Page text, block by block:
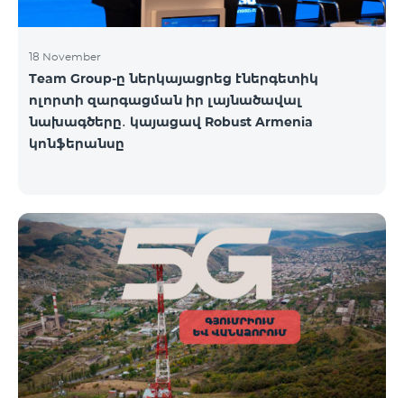
18 November
Team Group-ը ներկայացրեց էներգետիկ
ոլորտի զարգացման իր լայնածավալ
նախագծերը․ կայացավ Robust Armenia
կոնֆերանսը